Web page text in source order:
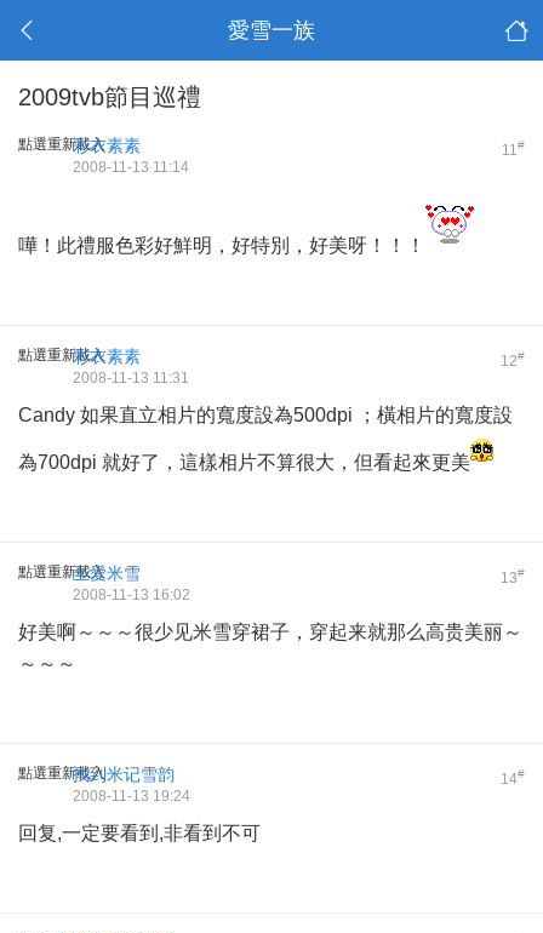
愛雪一族
2009tvb節目巡禮
點選重新載入 11#
彩衣素素
2008-11-13 11:14
嘩！此禮服色彩好鮮明，好特別，好美呀！！！
點選重新載入 12#
彩衣素素
2008-11-13 11:31
Candy 如果直立相片的寬度設為500dpi ；橫相片的寬度設
為700dpi 就好了，這樣相片不算很大，但看起來更美
點選重新載入 13#
至愛米雪
2008-11-13 16:02
好美啊～～～很少见米雪穿裙子，穿起来就那么高贵美丽～
～～～
點選重新載入 14#
找到米记雪韵
2008-11-13 19:24
回复,一定要看到,非看到不可